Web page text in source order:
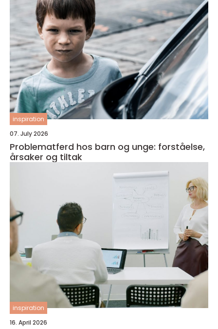
inspiration
07. July 2026
Problematferd hos barn og unge: forståelse,
årsaker og tiltak
inspiration
16. April 2026